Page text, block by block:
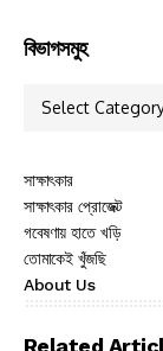
বিভাগসমুহ
সাক্ষাৎকার
সাক্ষাৎকার প্রোজেক্ট
গবেষণায় হাতে খড়ি
তোমাকেই খুঁজছি
About Us
Related